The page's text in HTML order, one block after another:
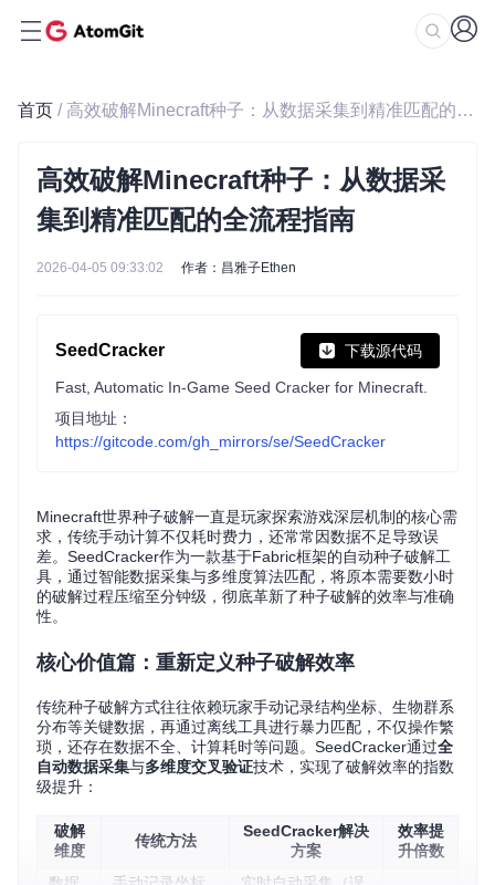
首页 / 高效破解Minecraft种子：从数据采集到精准匹配的全流程指南
高效破解Minecraft种子：从数据采
集到精准匹配的全流程指南
2026-04-05 09:33:02 作者：昌雅子Ethen
SeedCracker 下载源代码
Fast, Automatic In-Game Seed Cracker for Minecraft.
项目地址：
https://gitcode.com/gh_mirrors/se/SeedCracker
Minecraft世界种子破解一直是玩家探索游戏深层机制的核心需
求，传统手动计算不仅耗时费力，还常常因数据不足导致误
差。SeedCracker作为一款基于Fabric框架的自动种子破解工
具，通过智能数据采集与多维度算法匹配，将原本需要数小时
的破解过程压缩至分钟级，彻底革新了种子破解的效率与准确
性。
核心价值篇：重新定义种子破解效率
传统种子破解方式往往依赖玩家手动记录结构坐标、生物群系
分布等关键数据，再通过离线工具进行暴力匹配，不仅操作繁
琐，还存在数据不全、计算耗时等问题。SeedCracker通过全
自动数据采集与多维度交叉验证技术，实现了破解效率的指数
级提升：
破解
维度
传统方法
SeedCracker解决
方案
效率提
升倍数